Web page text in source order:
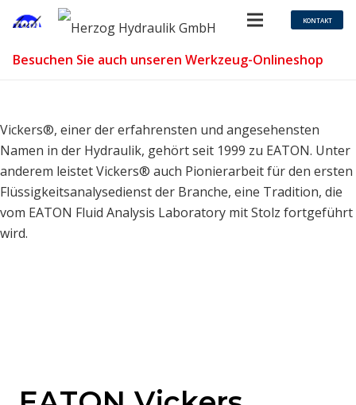
KONTAKT
Besuchen Sie auch unseren Werkzeug-Onlineshop
Vickers®, einer der erfahrensten und angesehensten
Namen in der Hydraulik, gehört seit 1999 zu EATON. Unter
anderem leistet Vickers® auch Pionierarbeit für den ersten
Flüssigkeitsanalysedienst der Branche, eine Tradition, die
vom EATON Fluid Analysis Laboratory mit Stolz fortgeführt
wird.